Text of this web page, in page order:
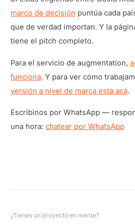
marco de decisión puntúa cada
que de verdad importan. Y la
tiene el pitch completo.
Para el servicio de augmentation,
funciona. Y para ver cómo
versión a nivel de marca está acá.
Escribinos por WhatsApp —
una hora: chatear por WhatsApp
¿Tienes un proyecto en mente?